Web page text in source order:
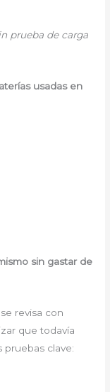
prueba de carga
usadas en
sin gastar de
revisa con
que todavía
pruebas clave: